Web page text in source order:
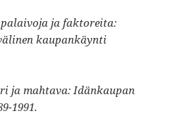
ja faktoreita:
kaupankäynti
ja mahtava: Idänkaupan
1991.